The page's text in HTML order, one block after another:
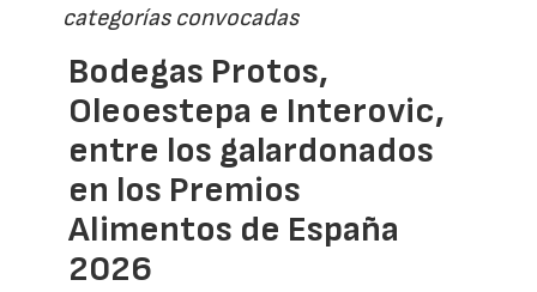
categorías convocadas
Bodegas Protos,
Oleoestepa e Interovic,
entre los galardonados
en los Premios
Alimentos de España
2026